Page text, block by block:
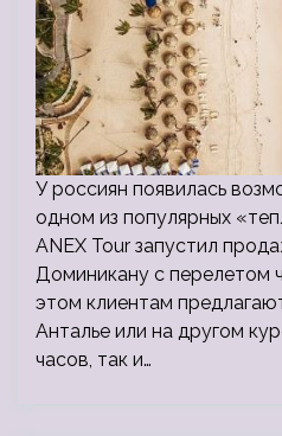
У россиян появилась
одном из популярных
ANEX Tour запустил
Доминикану с перелетом
этом клиентам
Анталье или на другом
часов, так и…